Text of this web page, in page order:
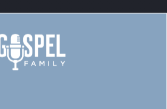
til frivillige,
referater med